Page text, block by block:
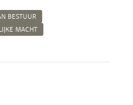
BESTUUR
MACHT
Mastodon